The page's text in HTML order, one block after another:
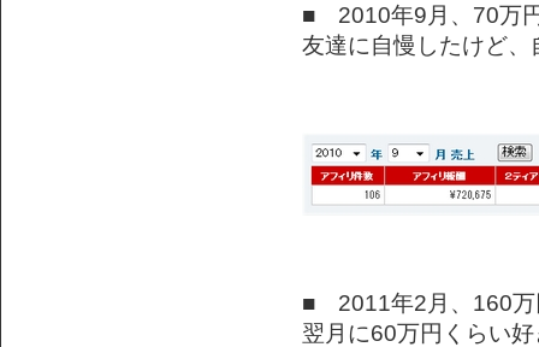
■ 2010年9月、70万
友達に自慢したけど
■ 2011年2月、160万
翌月に60万円くらい